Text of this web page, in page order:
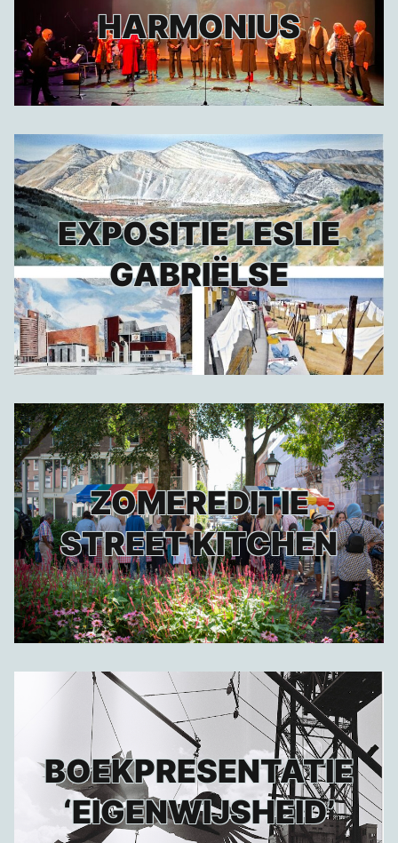
HARMONIUS
EXPOSITIE LESLIE
GABRIËLSE
ZOMEREDITIE
STREET KITCHEN
BOEKPRESENTATIE
‘EIGENWIJSHEID’